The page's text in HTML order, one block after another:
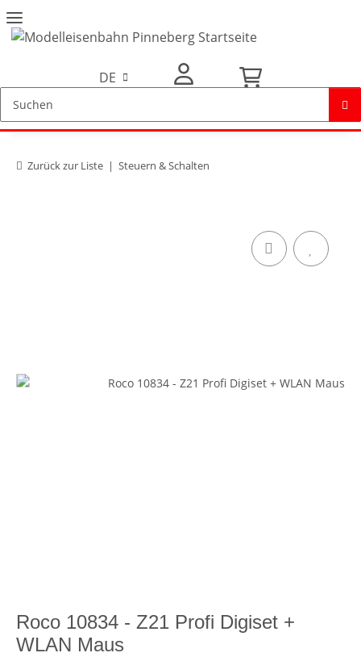
DE
Zurück zur Liste Steuern & Schalten
Roco 10834 - Z21 Profi Digiset +
WLAN Maus